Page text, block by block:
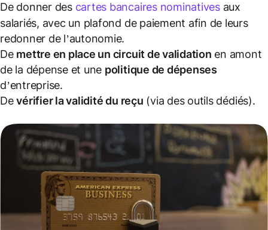
De donner des cartes bancaires nominativesaux
salariés, avec un plafond de paiement afin de leurs
redonner de l’autonomie.
De mettre en place un circuit de validation en amont
de la dépense et une politique de dépenses
d’entreprise.
Devérifier la validité du reçu (via des outils dédiés).